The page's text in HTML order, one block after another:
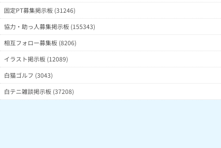
固定PT募集掲示板 (31246)
協力・助っ人募集掲示板 (155343)
相互フォロー募集板 (8206)
イラスト掲示板 (12089)
白猫ゴルフ (3043)
白テニ雑談掲示板 (37208)